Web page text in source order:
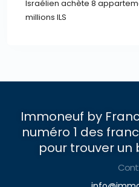
Israélien achète 8
millions ILS
Immoneuf by
numéro 1 des
pour trouver un